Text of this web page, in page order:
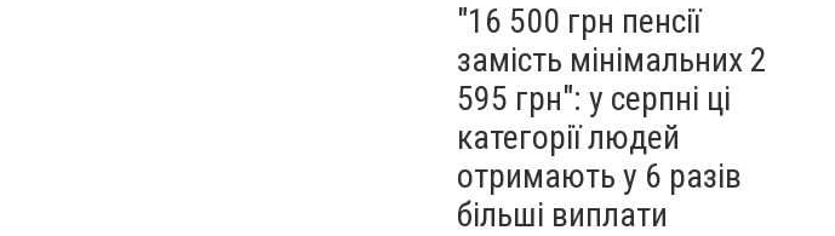
"16 500 грн пенсії
замість мінімальних 2
595 грн": у серпні ці
категорії людей
отримають у 6 разів
більші виплати